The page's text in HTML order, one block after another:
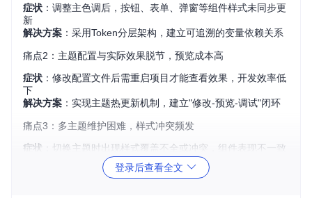
症状 ：调整主色调后，按钮、表单、弹窗等组件样式未同步更
新
解决方案 ：采用Token分层架构，建立可追溯的变量依赖关系
痛点2：主题配置与实际效果脱节，预览成本高
症状 ：修改配置文件后需重启项目才能查看效果，开发效率低
下
解决方案 ：实现主题热更新机制，建立"修改-预览-调试"闭环
痛点3：多主题维护困难，样式冲突频发
症状 ：切换主题时出现样式覆盖不全或冲突，组件表现不一致
：设计隔离式主题加载方案，实现主题间无缝切换
登录后查看全文